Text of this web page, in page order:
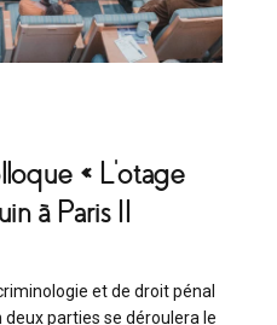
« L’otage
à Paris II
et de droit pénal
parties se déroulera le